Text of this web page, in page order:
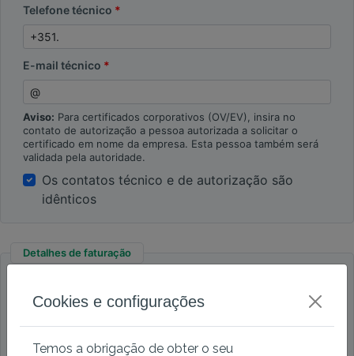
Telefone técnico
E-mail técnico
Aviso: Para certificados corporativos (OV/EV), insira no
contato de autorização a pessoa autorizada a solicitar o
certificado em nome da empresa. Esta pessoa também será
validada pela autoridade.
Os contatos técnico e de autorização são
idênticos
Detalhes de faturação
Cookies e configurações
Temos a obrigação de obter o seu